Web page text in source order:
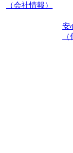
（会社情報）
安